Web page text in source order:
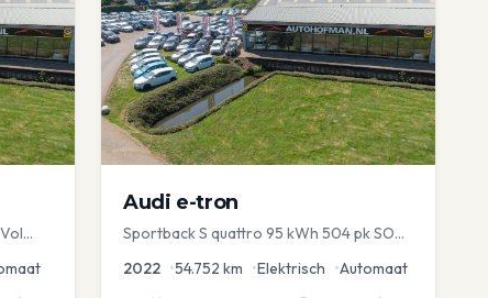
Audi e-tron
Sportback S quattro 95 kWh 504 pk SOH
klep Memory Seat
2022 •54.752 km •Elektrisch •Automaat